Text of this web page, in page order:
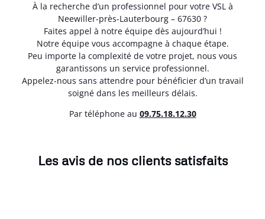
À la recherche d’un professionnel pour votre VSL à
Neewiller-près-Lauterbourg – 67630 ?
Faites appel à notre équipe dès aujourd’hui !
Notre équipe vous accompagne à chaque étape.
Peu importe la complexité de votre projet, nous vous
garantissons un service professionnel.
Appelez-nous sans attendre pour bénéficier d’un travail
soigné dans les meilleurs délais.
Par téléphone au 09.75.18.12.30
Les avis de nos clients satisfaits